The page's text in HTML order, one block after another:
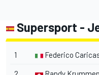
Supersport -
1 Federico